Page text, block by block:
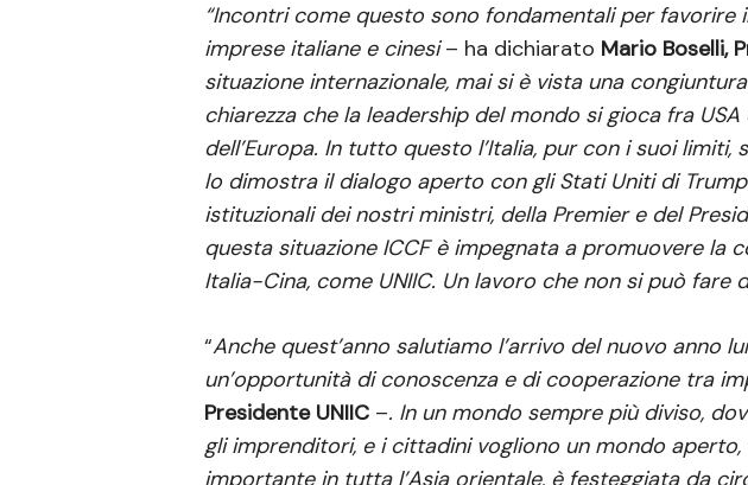
“Incontri come questo sono fondamentali per
imprese italiane e cinesi– ha dichiarato Mario Boselli,
situazione internazionale, mai si è vista una
chiarezza che la leadership del mondo si gioca fra
dell’Europa. In tutto questo l’Italia, pur con i suoi
lo dimostra il dialogo aperto con gli Stati Uniti di
istituzionali dei nostri ministri, della Premier e del
questa situazione ICCF è impegnata a promuovere la
Italia-Cina, come UNIIC. Un lavoro che non si può
“Anche quest’anno salutiamo l’arrivo del nuovo anno
un’opportunità di conoscenza e di cooperazione tra
Presidente UNIIC –. In un mondo sempre più diviso,
gli imprenditori, e i cittadini vogliono un mondo
importante in tutta l’Asia orientale, è festeggiata da